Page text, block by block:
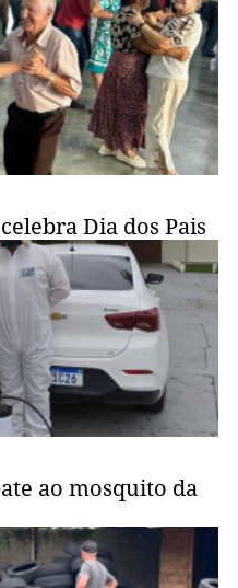
Dia dos Pais
ao mosquito da